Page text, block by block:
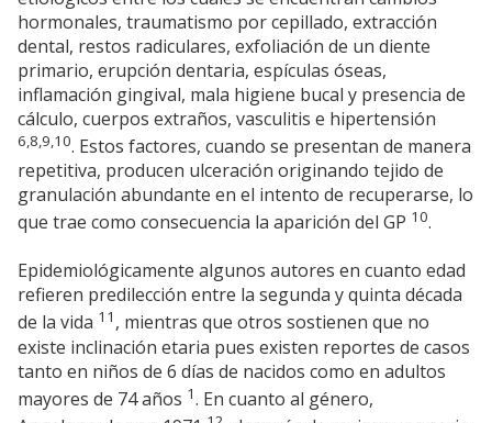
hormonales, traumatismo por cepillado, extracción
dental, restos radiculares, exfoliación de un diente
primario, erupción dentaria, espículas óseas,
inflamación gingival, mala higiene bucal y presencia de
cálculo, cuerpos extraños, vasculitis e hipertensión
6,8,9,10. Estos factores, cuando se presentan de manera
repetitiva, producen ulceración originando tejido de
granulación abundante en el intento de recuperarse, lo
que trae como consecuencia la aparición del GP 10.
Epidemiológicamente algunos autores en cuanto edad
refieren predilección entre la segunda y quinta década
de la vida 11 , mientras que otros sostienen que no
existe inclinación etaria pues existen reportes de casos
tanto en niños de 6 días de nacidos como en adultos
mayores de 74 años 1. En cuanto al género,